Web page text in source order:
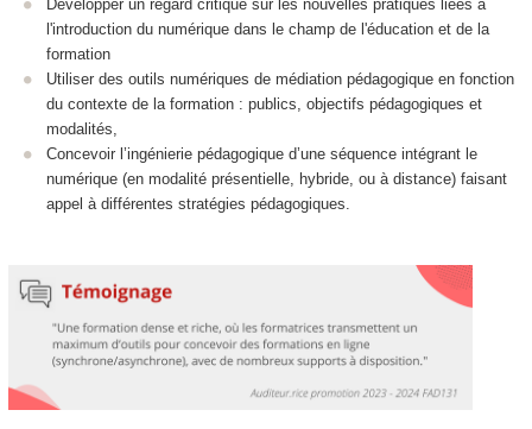
Développer un regard critique sur les nouvelles pratiques liées à
l'introduction du numérique dans le champ de l'éducation et de la
formation
Utiliser des outils numériques de médiation pédagogique en fonction
du contexte de la formation : publics, objectifs pédagogiques et
modalités,
Concevoir l’ingénierie pédagogique d’une séquence intégrant le
numérique (en modalité présentielle, hybride, ou à distance) faisant
appel à différentes stratégies pédagogiques.